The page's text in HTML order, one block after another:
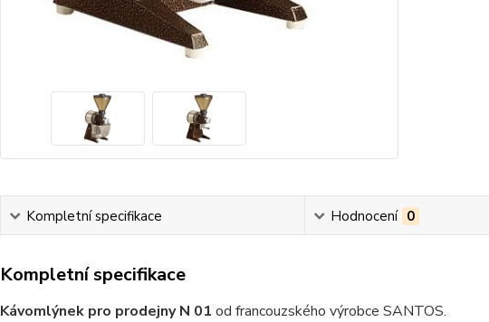
Kompletní specifikace Hodnocení 0
Kompletní specifikace
Kávomlýnek pro prodejny N 01 od francouzského výrobce SANTOS.